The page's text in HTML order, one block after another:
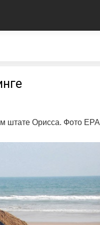
штате Орисса. Фото EPA